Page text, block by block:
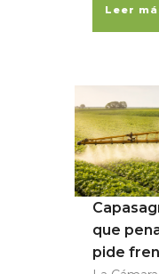
Leer
que
pide